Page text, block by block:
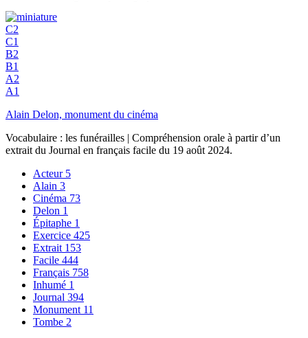
C2
C1
B2
B1
A2
A1
Alain Delon, monument du cinéma
Vocabulaire : les funérailles | Compréhension orale à partir d’un
extrait du Journal en français facile du 19 août 2024.
Acteur 5
Alain 3
Cinéma 73
Delon 1
Épitaphe 1
Exercice 425
Extrait 153
Facile 444
Français 758
Inhumé 1
Journal 394
Monument 11
Tombe 2